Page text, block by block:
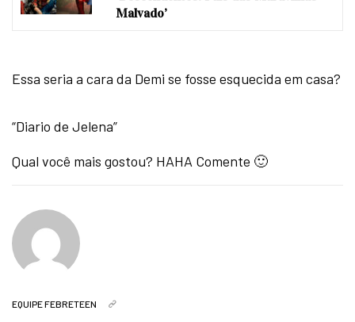
Malvado’
Essa seria a cara da Demi se fosse esquecida em casa?
“Diario de Jelena”
Qual você mais gostou? HAHA Comente 🙂
EQUIPE FEBRETEEN